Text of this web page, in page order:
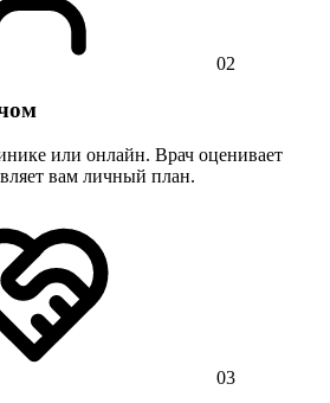
02
или онлайн. Врач оценивает
вам личный план.
03